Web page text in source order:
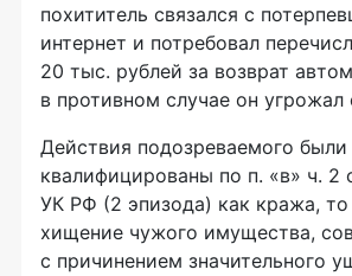
похититель связался с
интернет и потребовал
20 тыс. рублей за возврат
в противном случае он
Действия подозреваемого были
квалифицированы по п. «в» ч. 2
УК РФ (2 эпизода) как кража, то
хищение чужого имущества,
с причинением значительного